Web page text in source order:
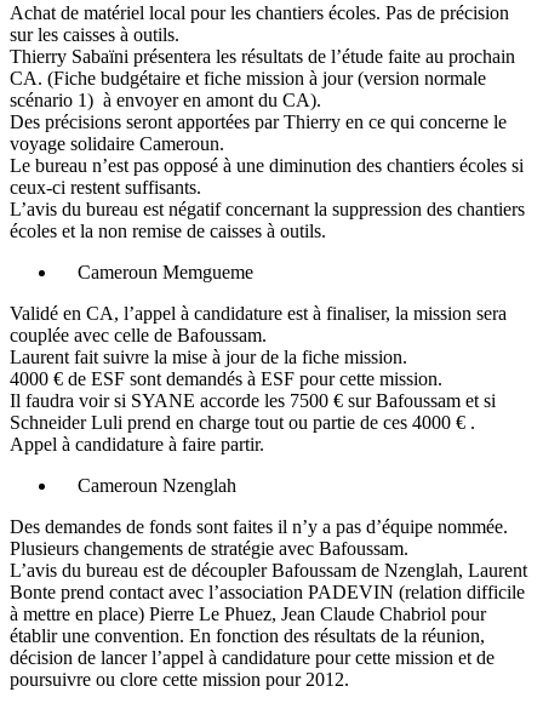
Achat de matériel local pour les chantiers écoles. Pas de précision
sur les caisses à outils.
Thierry Sabaïni présentera les résultats de l’étude faite au prochain
CA. (Fiche budgétaire et fiche mission à jour (version normale
scénario 1) à envoyer en amont du CA).
Des précisions seront apportées par Thierry en ce qui concerne le
voyage solidaire Cameroun.
Le bureau n’est pas opposé à une diminution des chantiers écoles si
ceux-ci restent suffisants.
L’avis du bureau est négatif concernant la suppression des chantiers
écoles et la non remise de caisses à outils.
Cameroun Memgueme
Validé en CA, l’appel à candidature est à finaliser, la mission sera
couplée avec celle de Bafoussam.
Laurent fait suivre la mise à jour de la fiche mission.
4000 € de ESF sont demandés à ESF pour cette mission.
Il faudra voir si SYANE accorde les 7500 € sur Bafoussam et si
Schneider Luli prend en charge tout ou partie de ces 4000 € .
Appel à candidature à faire partir.
Cameroun Nzenglah
Des demandes de fonds sont faites il n’y a pas d’équipe nommée.
Plusieurs changements de stratégie avec Bafoussam.
L’avis du bureau est de découpler Bafoussam de Nzenglah, Laurent
Bonte prend contact avec l’association PADEVIN (relation difficile
à mettre en place) Pierre Le Phuez, Jean Claude Chabriol pour
établir une convention. En fonction des résultats de la réunion,
décision de lancer l’appel à candidature pour cette mission et de
poursuivre ou clore cette mission pour 2012.